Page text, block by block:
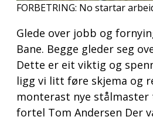
FORBETRING: No startar
Glede over jobb og
Bane. Begge gleder seg
Dette er eit viktig og
ligg vi litt føre skjema og
monterast nye
fortel Tom Andersen Der